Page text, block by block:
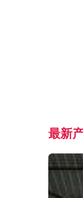
最新